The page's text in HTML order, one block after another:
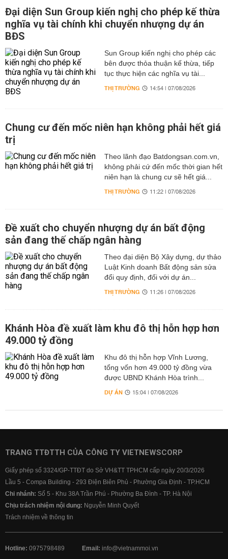
Đại diện Sun Group kiến nghị cho phép kế thừa
nghĩa vụ tài chính khi chuyển nhượng dự án
BĐS
Sun Group kiến nghị cho phép các
bên được thỏa thuận kế thừa, tiếp
tục thực hiện các nghĩa vụ tài...
THỊ TRƯỜNG 14:54 | 07/08/2026
Chung cư đến mốc niên hạn không phải hết giá
trị
Theo lãnh đạo Batdongsan.com.vn,
không phải cứ đến mốc thời gian hết
niên hạn là chung cư sẽ hết giá...
THỊ TRƯỜNG 11:22 | 07/08/2026
Đề xuất cho chuyển nhượng dự án bất động
sản đang thế chấp ngân hàng
Theo đại diện Bộ Xây dựng, dự thảo
Luật Kinh doanh Bất động sản sửa
đổi quy định, đối với dự án...
THỊ TRƯỜNG 11:26 | 07/08/2026
Khánh Hòa đề xuất làm khu đô thị hỗn hợp hơn
49.000 tỷ đồng
Khu đô thị hỗn hợp Vĩnh Lương,
tổng vốn hơn 49.000 tỷ đồng vừa
được UBND Khánh Hòa trình...
DỰ ÁN 15:04 | 07/08/2026
TRANG TTĐTTH CỦA CÔNG TY VIETNEWSCORP
Giấy phép số 3324/GP-TTĐT do Sở VH&TT TPHCM cấp ngày 20/3/2026
Lầu 5 - Compa Building - 293 Điện Biên Phủ - Phường Gia Định - TP.HCM
Chi nhánh: Số 5 - Khu 38A Trần Phú - Phường Ba Đình - TP. Hà Nội
Chịu trách nhiệm nội dung: Nguyễn Minh Quyết
Trách nhiệm về thông tin
Hotline: 0975798489 Email: info@vietnammoi.vn